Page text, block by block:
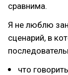
сравнима.
Я не люблю
сценарий, в
что